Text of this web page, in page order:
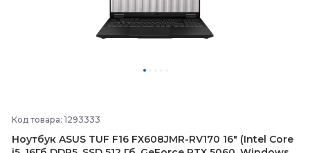
Код товара: 1293333
Ноутбук ASUS TUF F16 FX608JMR-RV170 16" (Intel Core